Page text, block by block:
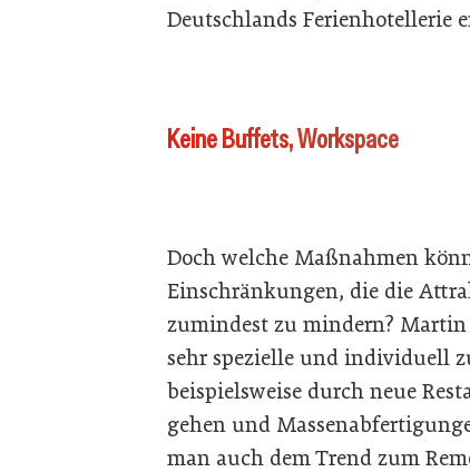
Deutschlands Ferienhotellerie
Keine Buffets, Workspace
Doch welche Maßnahmen
Einschränkungen, die die
zumindest zu mindern? Martin
sehr spezielle und individuell
beispielsweise durch neue
gehen und
man auch dem Trend zum